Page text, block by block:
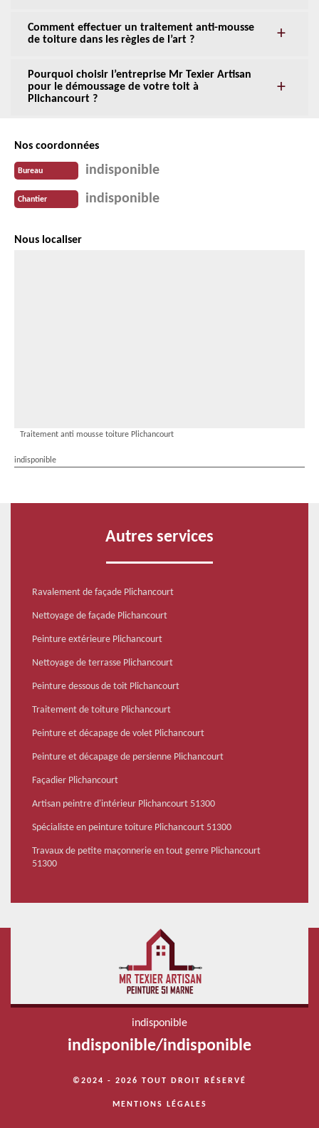
Comment effectuer un traitement anti-mousse
de toiture dans les règles de l’art ?
Pourquoi choisir l’entreprise Mr Texier Artisan
pour le démoussage de votre toit à
Plichancourt ?
Nos coordonnées
Bureau indisponible
Chantier indisponible
Nous localiser
Traitement anti mousse toiture Plichancourt
indisponible
Autres services
Ravalement de façade Plichancourt
Nettoyage de façade Plichancourt
Peinture extérieure Plichancourt
Nettoyage de terrasse Plichancourt
Peinture dessous de toit Plichancourt
Traitement de toiture Plichancourt
Peinture et décapage de volet Plichancourt
Peinture et décapage de persienne Plichancourt
Façadier Plichancourt
Artisan peintre d'intérieur Plichancourt 51300
Spécialiste en peinture toiture Plichancourt 51300
Travaux de petite maçonnerie en tout genre Plichancourt
51300
indisponible
indisponible/indisponible
©2024 - 2026 TOUT DROIT RÉSERVÉ
MENTIONS LÉGALES